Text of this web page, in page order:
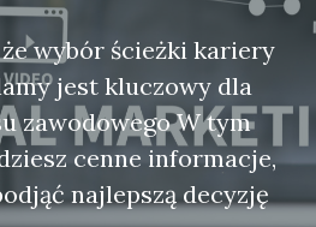
wybór ścieżki kariery
jest kluczowy dla
zawodowego W tym
cenne informacje,
najlepszą decyzję